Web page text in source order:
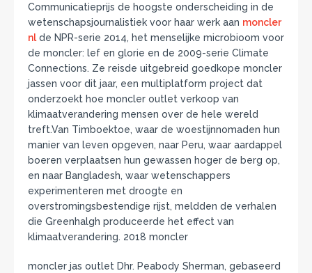
Communicatieprijs de hoogste onderscheiding in de
wetenschapsjournalistiek voor haar werk aan moncler
nlde NPR-serie 2014, het menselijke microbioom voor
de moncler: lef en glorie en de 2009-serie Climate
Connections. Ze reisde uitgebreid goedkope moncler
jassen voor dit jaar, een multiplatform project dat
onderzoekt hoe moncler outlet verkoop van
klimaatverandering mensen over de hele wereld
treft.Van Timboektoe, waar de woestijnnomaden hun
manier van leven opgeven, naar Peru, waar aardappel
boeren verplaatsen hun gewassen hoger de berg op,
en naar Bangladesh, waar wetenschappers
experimenteren met droogte en
overstromingsbestendige rijst, meldden de verhalen
die Greenhalgh produceerde het effect van
klimaatverandering. 2018 moncler
moncler jas outlet Dhr. Peabody Sherman, gebaseerd